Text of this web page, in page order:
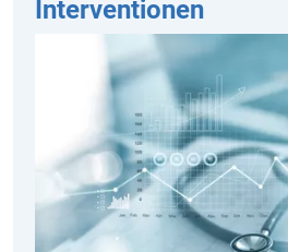
Interventionen